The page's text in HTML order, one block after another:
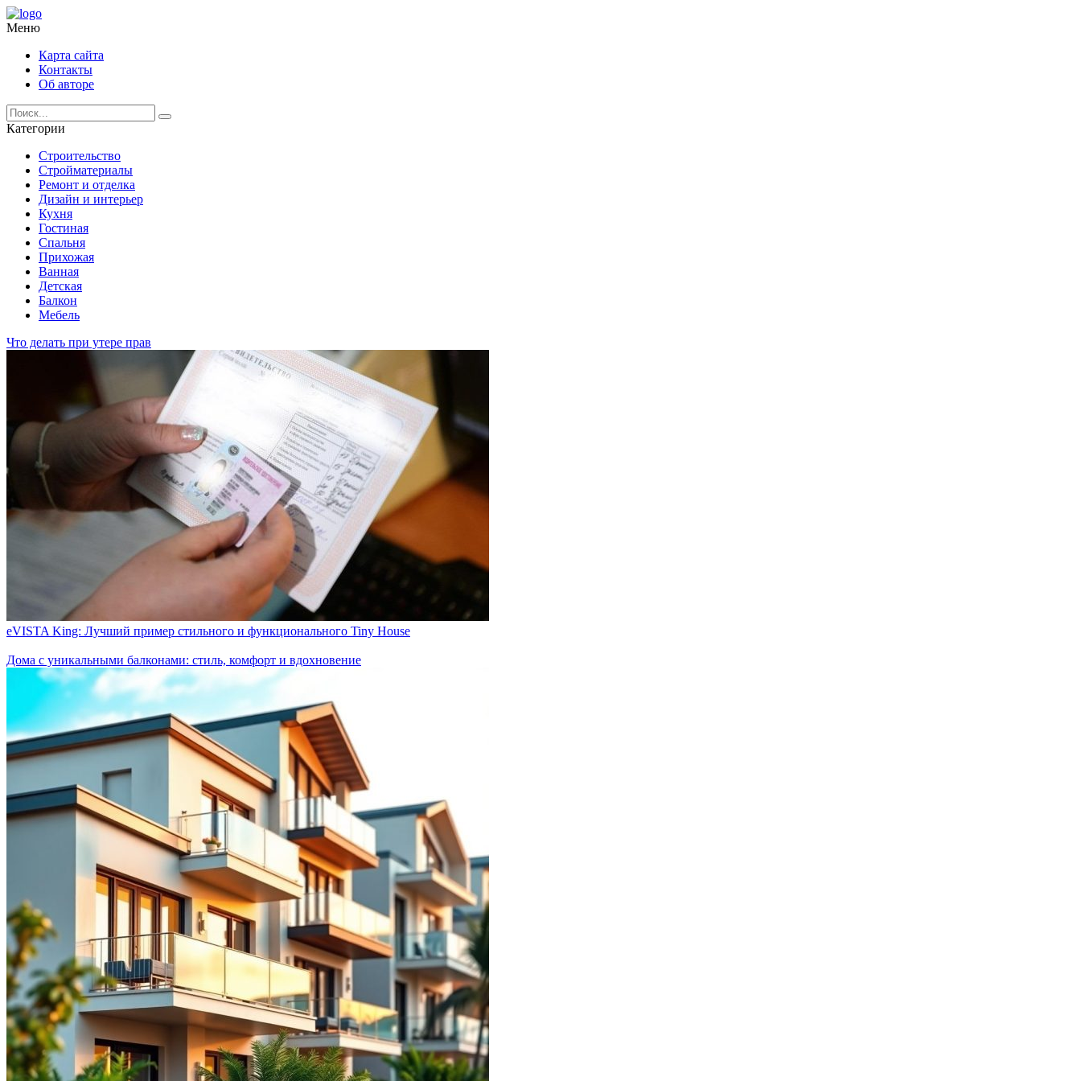
Меню
Карта сайта
Контакты
Об авторе
Категории
Строительство
Стройматериалы
Ремонт и отделка
Дизайн и интерьер
Кухня
Гостиная
Спальня
Прихожая
Ванная
Детская
Балкон
Мебель
Что делать при утере прав
eVISTA King: Лучший пример стильного и функционального Tiny House
Дома с уникальными балконами: стиль, комфорт и вдохновение